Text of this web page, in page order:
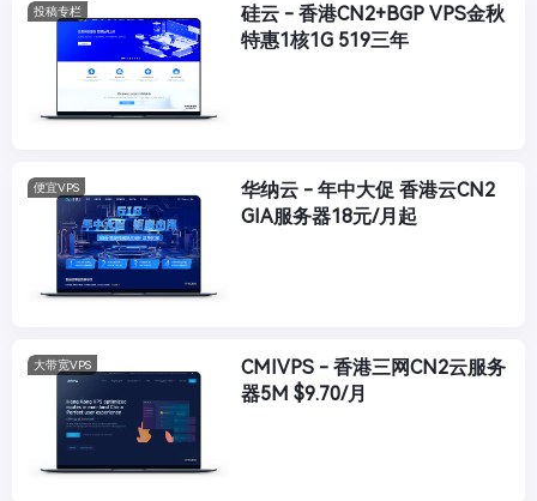
投稿专栏
硅云 - 香港CN2+BGP VPS金秋
特惠1核1G 519三年
便宜VPS
华纳云 - 年中大促 香港云CN2
GIA服务器18元/月起
大带宽VPS
CMIVPS - 香港三网CN2云服务
器5M $9.70/月